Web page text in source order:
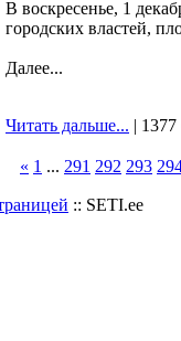
В воскресенье, 1
городских властей,
Далее...
Читать дальше... | 1377
« 1 ... 291 292 293
:: SETI.ee